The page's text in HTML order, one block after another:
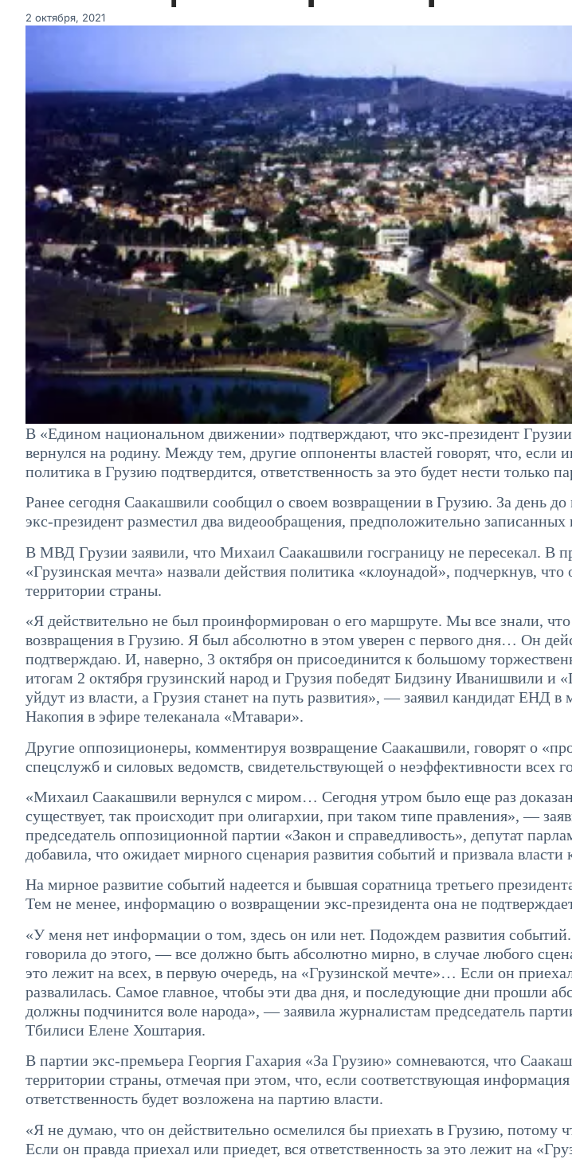
2 октября, 2021
В «Едином национальном движении» подтверждают, что экс-президент
вернулся на родину. Между тем, другие оппоненты властей говорят, что,
политика в Грузию подтвердится, ответственность за это будет нести только
Ранее сегодня Саакашвили сообщил о своем возвращении в Грузию. За день
экс-президент разместил два видеообращения, предположительно записанных
В МВД Грузии заявили, что Михаил Саакашвили госграницу не пересекал. В
«Грузинская мечта» назвали действия политика «клоунадой», подчеркнув, что
территории страны.
«Я действительно не был проинформирован о его маршруте. Мы все знали,
возвращения в Грузию. Я был абсолютно в этом уверен с первого дня… Он
подтверждаю. И, наверно, 3 октября он присоединится к большому
итогам 2 октября грузинский народ и Грузия победят Бидзину Иванишвили и
уйдут из власти, а Грузия станет на путь развития», — заявил кандидат ЕНД в
Накопия в эфире телеканала «Мтавари».
Другие оппозиционеры, комментируя возвращение Саакашвили, говорят о
спецслужб и силовых ведомств, свидетельствующей о неэффективности всех
«Михаил Саакашвили вернулся с миром… Сегодня утром было еще раз
существует, так происходит при олигархии, при таком типе правления», —
председатель оппозиционной партии «Закон и справедливость», депутат
добавила, что ожидает мирного сценария развития событий и призвала
На мирное развитие событий надеется и бывшая соратница третьего
Тем не менее, информацию о возвращении экс-президента она не
«У меня нет информации о том, здесь он или нет. Подождем развития
говорила до этого, — все должно быть абсолютно мирно, в случае любого
это лежит на всех, в первую очередь, на «Грузинской мечте»… Если он
развалилась. Самое главное, чтобы эти два дня, и последующие дни прошли
должны подчинится воле народа», — заявила журналистам председатель
Тбилиси Елене Хоштария.
В партии экс-премьера Георгия Гахария «За Грузию» сомневаются, что
территории страны, отмечая при этом, что, если соответствующая информация
ответственность будет возложена на партию власти.
«Я не думаю, что он действительно осмелился бы приехать в Грузию, потому
Если он правда приехал или приедет, вся ответственность за это лежит на